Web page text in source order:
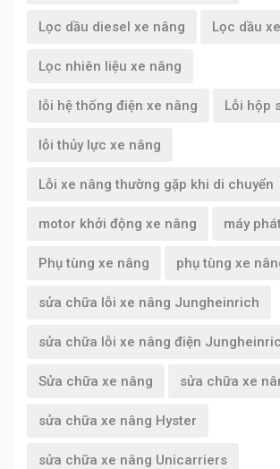
Lọc dầu diesel xe nâng Lọc dầu
Lọc nhiên liệu xe nâng
lỗi hệ thống điện xe nâng Lỗi hộp
lỗi thủy lực xe nâng
Lỗi xe nâng thường gặp khi di chuyển
motor khởi động xe nâng máy
Phụ tùng xe nâng phụ tùng xe
sửa chữa lỗi xe nâng Jungheinrich
sửa chữa lỗi xe nâng điện
Sửa chữa xe nâng sửa chữa xe
sửa chữa xe nâng Hyster
sửa chữa xe nâng Unicarriers